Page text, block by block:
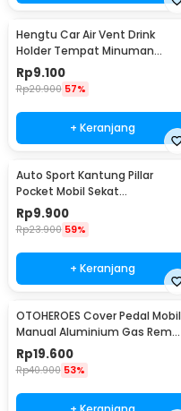
Hengtu Car Air Vent Drink
Holder Tempat Minuman
Kaleng Mobil - KMS-53
Rp9.100
Rp20.900 57%
+ Keranjang
Auto Sport Kantung Pillar
Pocket Mobil Sekat
Penyimpanan Barang - KMS-
933
Rp9.900
Rp23.900 59%
+ Keranjang
OTOHEROES Cover Pedal Mobil
Manual Aluminium Gas Rem
Kopling Universal - XB-373
Rp19.600
Rp40.900 53%